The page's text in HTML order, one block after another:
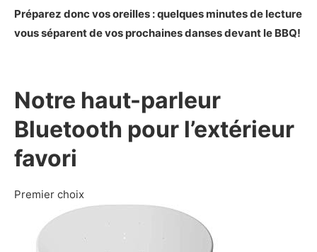
Présentation du Dikaou Enceinte LED
Les caractéristiques principales du Dikaou
Mon avis sur le Dikaou Enceinte LED
Avantages et inconvénients du Dikaou
Enceinte LED
Les plus
Les moins
Les alternatives pour acheter un haut-parleur
Bluetooth pour l’extérieur
Présentation des haut-parleurs d’intérieur et
Préparez donc vos oreilles : quelques minutes de lecture
vous séparent de vos prochaines danses devant le BBQ!
Notre haut-parleur
Bluetooth pour l’extérieur
favori
Premier choix